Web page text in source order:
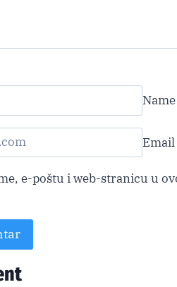
Name
Email
e-poštu i web-stranicu u